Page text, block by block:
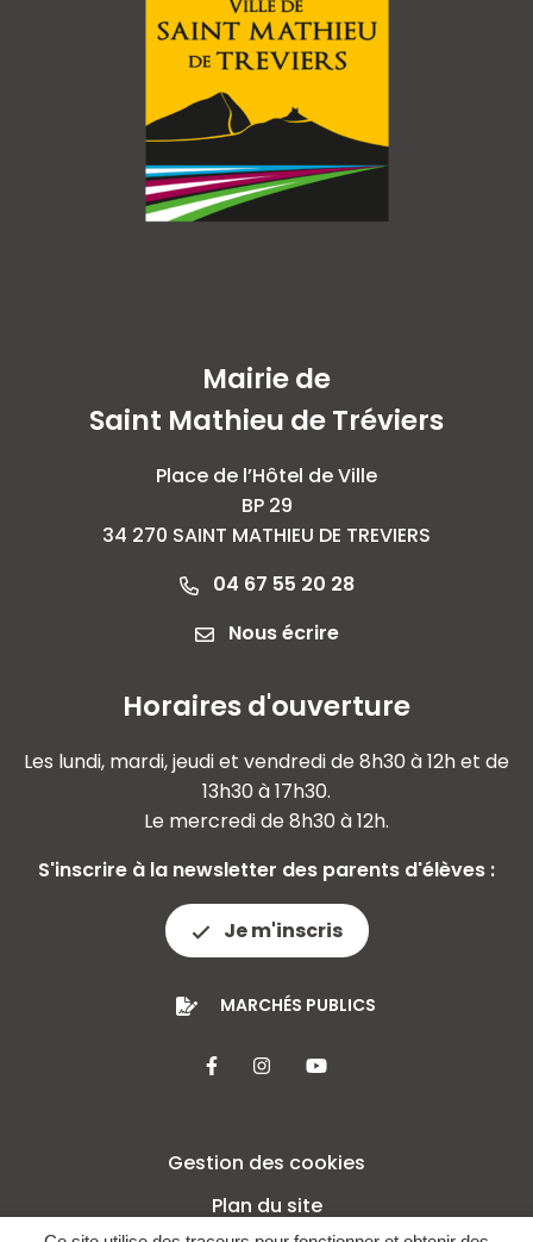
Mairie de
Saint Mathieu de Tréviers
Place de l’Hôtel de Ville
BP 29
34 270 SAINT MATHIEU DE TREVIERS
04 67 55 20 28
Nous écrire
Horaires d'ouverture
Les lundi, mardi, jeudi et vendredi de 8h30 à 12h et de
13h30 à 17h30.
Le mercredi de 8h30 à 12h.
S'inscrire à la newsletter des parents d'élèves :
Je m'inscris
MARCHÉS PUBLICS
Lien vers le compte Facebook
Lien vers le compte
Lien vers la chaîne
Gestion des cookies
Plan du site